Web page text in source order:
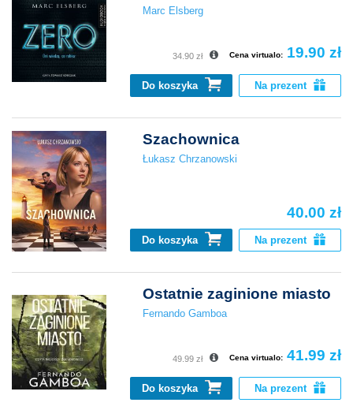
Marc Elsberg
Cena virtualo: 19.90 zł
34.90 zł
Do koszyka Na prezent
Szachownica
Łukasz Chrzanowski
40.00 zł
Do koszyka Na prezent
Ostatnie zaginione miasto
Fernando Gamboa
Cena virtualo: 41.99 zł
49.99 zł
Do koszyka Na prezent